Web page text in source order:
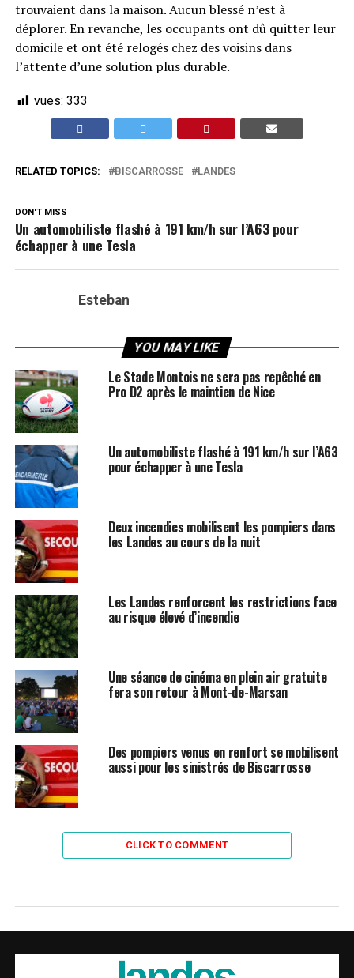
trouvaient dans la maison. Aucun blessé n’est à
déplorer. En revanche, les occupants ont dû quitter leur
domicile et ont été relogés chez des voisins dans
l’attente d’une solution plus durable.
vues: 333
RELATED TOPICS: BISCARROSSE LANDES
DON'T MISS
Un automobiliste flashé à 191 km/h sur l’A63 pour
échapper à une Tesla
Esteban
YOU MAY LIKE
Le Stade Montois ne sera pas repêché en
Pro D2 après le maintien de Nice
Un automobiliste flashé à 191 km/h sur l’A63
pour échapper à une Tesla
Deux incendies mobilisent les pompiers dans
les Landes au cours de la nuit
Les Landes renforcent les restrictions face
au risque élevé d’incendie
Une séance de cinéma en plein air gratuite
fera son retour à Mont-de-Marsan
Des pompiers venus en renfort se mobilisent
aussi pour les sinistrés de Biscarrosse
CLICK TO COMMENT